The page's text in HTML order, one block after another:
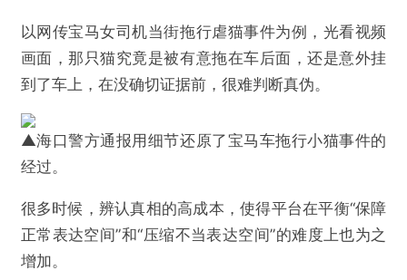
@数字力场
以网传宝马女司机当街拖行虐猫事件为例，光看视频
画面，那只猫究竟是被有意拖在车后面，还是意外挂
到了车上，在没确切证据前，很难判断真伪。
▲海口警方通报用细节还原了宝马车拖行小猫事件的
经过。
很多时候，辨认真相的高成本，使得平台在平衡“保障
正常表达空间”和“压缩不当表达空间”的难度上也为之
增加。